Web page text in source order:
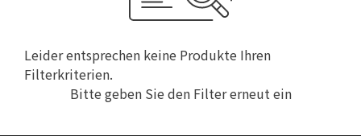
Leider entsprechen keine Produkte Ihren
Filterkriterien.
Bitte geben Sie den Filter erneut ein